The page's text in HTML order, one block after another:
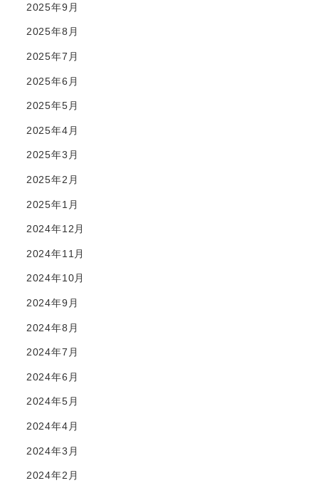
2025年9月
2025年8月
2025年7月
2025年6月
2025年5月
2025年4月
2025年3月
2025年2月
2025年1月
2024年12月
2024年11月
2024年10月
2024年9月
2024年8月
2024年7月
2024年6月
2024年5月
2024年4月
2024年3月
2024年2月